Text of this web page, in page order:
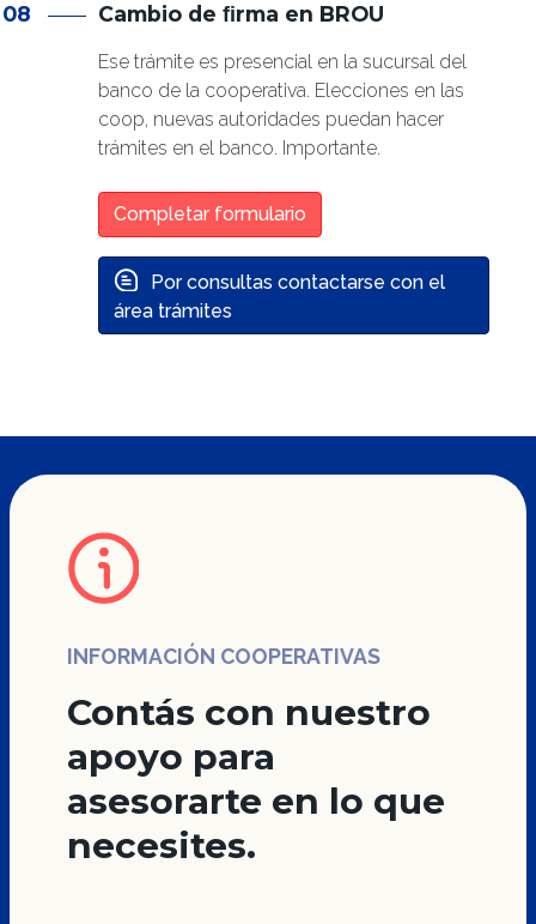
08 Cambio de ﬁrma en BROU
Ese trámite es presencial en la sucursal del
banco de la cooperativa. Elecciones en las
coop, nuevas autoridades puedan hacer
trámites en el banco. Importante.
Completar formulario
Por consultas contactarse con el
área trámites
INFORMACIÓN COOPERATIVAS
Contás con nuestro
apoyo para
asesorarte en lo que
necesites.